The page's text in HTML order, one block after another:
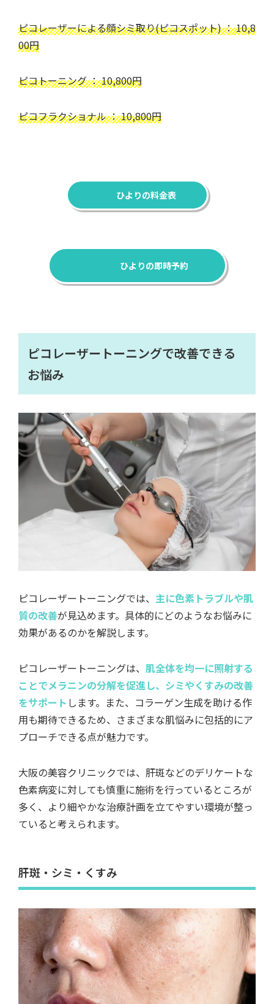
ピコレーザーによる顔シミ取り(ピコスポット) ： 10,8
00円
ピコトーニング ： 10,800円
ピコフラクショナル ： 10,800円
ひよりの料金表
ひよりの即時予約
ピコレーザートーニングで改善できる
お悩み
ピコレーザートーニングでは、 主に色素トラブルや肌
質の改善が見込めます。具体的にどのようなお悩みに
効果があるのかを解説します。
ピコレーザートーニングは、 肌全体を均一に照射する
ことでメラニンの分解を促進し、シミやくすみの改善
をサポート します。また、コラーゲン生成を助ける作
用も期待できるため、さまざまな肌悩みに包括的にア
プローチできる点が魅力です。
大阪の美容クリニックでは、肝斑などのデリケートな
色素病変に対しても慎重に施術を行っているところが
多く、より細やかな治療計画を立てやすい環境が整っ
ていると考えられます。
肝斑・シミ・くすみ